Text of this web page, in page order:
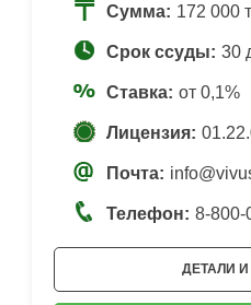
Сумма: 172 000
Срок ссуды: 30
Ставка: от 0,1%
Лицензия:
Почта:
Телефон: 8-800-
ДЕТАЛИ